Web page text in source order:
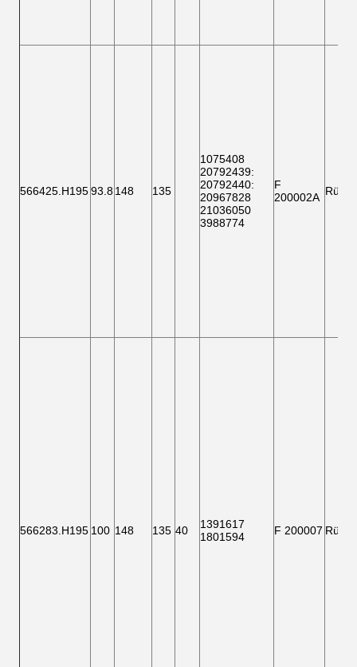
566425.H19593.8148 135
1075408
20792439:
20792440:
20967828
21036050
3988774
F
200002A
566283.H195 100 148 135 40
1391617
1801594
F 200007